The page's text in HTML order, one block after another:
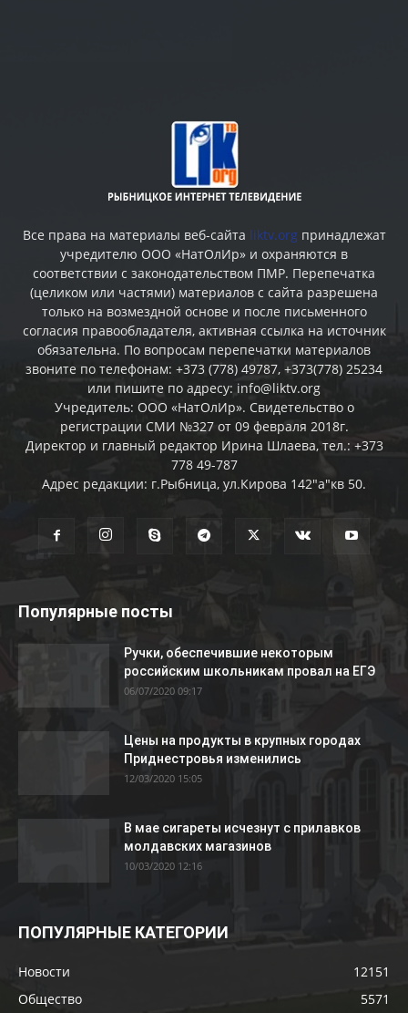
Все права на материалы веб-сайта liktv.org принадлежат
учредителю ООО «НатОлИр» и охраняются в
соответствии с законодательством ПМР. Перепечатка
(целиком или частями) материалов c сайта разрешена
только на возмездной основе и после письменного
согласия правообладателя, активная ссылка на источник
обязательна. По вопросам перепечатки материалов
звоните по телефонам: +373 (778) 49787, +373(778) 25234
или пишите по адресу: info@liktv.org
Учредитель: ООО «НатОлИр». Свидетельство о
регистрации СМИ №327 от 09 февраля 2018г.
Директор и главный редактор Ирина Шлаева, тел.: +373
778 49-787
Адрес редакции: г.Рыбница, ул.Кирова 142"а"кв 50.
Популярные посты
Ручки, обеспечившие некоторым
российским школьникам провал на ЕГЭ
06/07/2020 09:17
Цены на продукты в крупных городах
Приднестровья изменились
12/03/2020 15:05
В мае сигареты исчезнут с прилавков
молдавских магазинов
10/03/2020 12:16
ПОПУЛЯРНЫЕ КАТЕГОРИИ
Новости
12151
Общество
5571